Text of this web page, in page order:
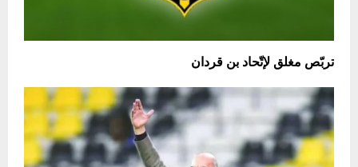
تربّص مغلق لإتّحاد بن قردان